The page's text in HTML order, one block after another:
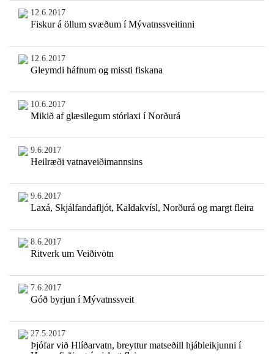
12.6.2017
Fiskur á öllum svæðum í Mývatnssveitinni
12.6.2017
Gleymdi háfnum og missti fiskana
10.6.2017
Mikið af glæsilegum stórlaxi í Norðurá
9.6.2017
Heilræði vatnaveiðimannsins
9.6.2017
Laxá, Skjálfandafljót, Kaldakvísl, Norðurá og margt fleira
8.6.2017
Ritverk um Veiðivötn
7.6.2017
Góð byrjun í Mývatnssveit
27.5.2017
Þjófar við Hlíðarvatn, breyttur matseðill hjábleikjunni í